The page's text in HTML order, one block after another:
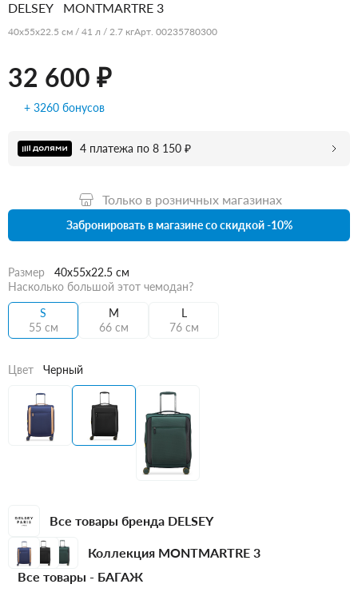
DELSEY MONTMARTRE 3
40x55x22.5 см / 41 л / 2.7 кгАрт. 00235780300
32 600 ₽
+ 3260 бонусов
4 платежа по 8 150 ₽
Только в розничных магазинах
Забронировать в магазине со скидкой -10%
Размер
40x55x22.5 см
Насколько большой этот чемодан?
S
55 см
M
66 см
L
76 см
Цвет Черный
Все товары бренда DELSEY
Коллекция MONTMARTRE 3
Все товары - БАГАЖ